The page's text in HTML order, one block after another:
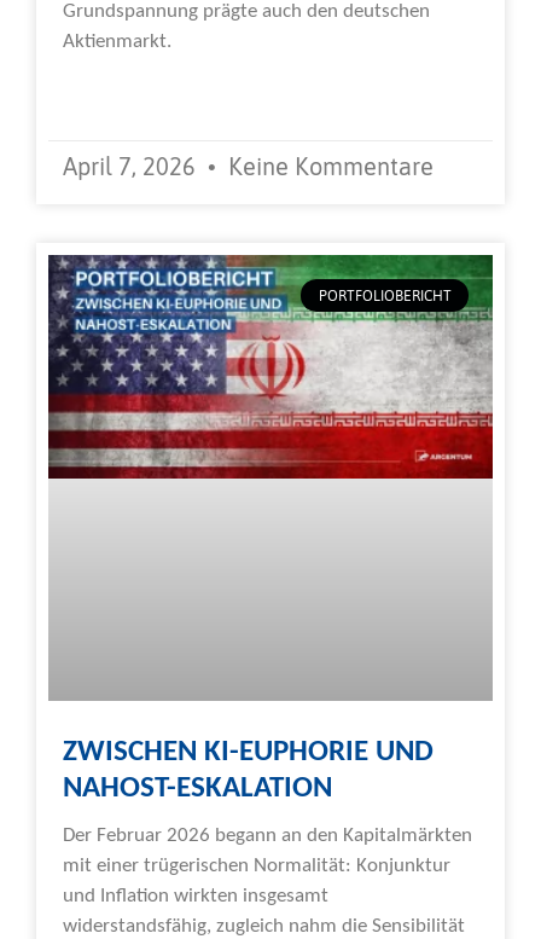
Grundspannung prägte auch den deutschen
Aktienmarkt.
April 7, 2026 Keine Kommentare
PORTFOLIOBERICHT
ZWISCHEN KI-EUPHORIE UND
NAHOST-ESKALATION
Der Februar 2026 begann an den Kapitalmärkten
mit einer trügerischen Normalität: Konjunktur
und Inflation wirkten insgesamt
widerstandsfähig, zugleich nahm die Sensibilität